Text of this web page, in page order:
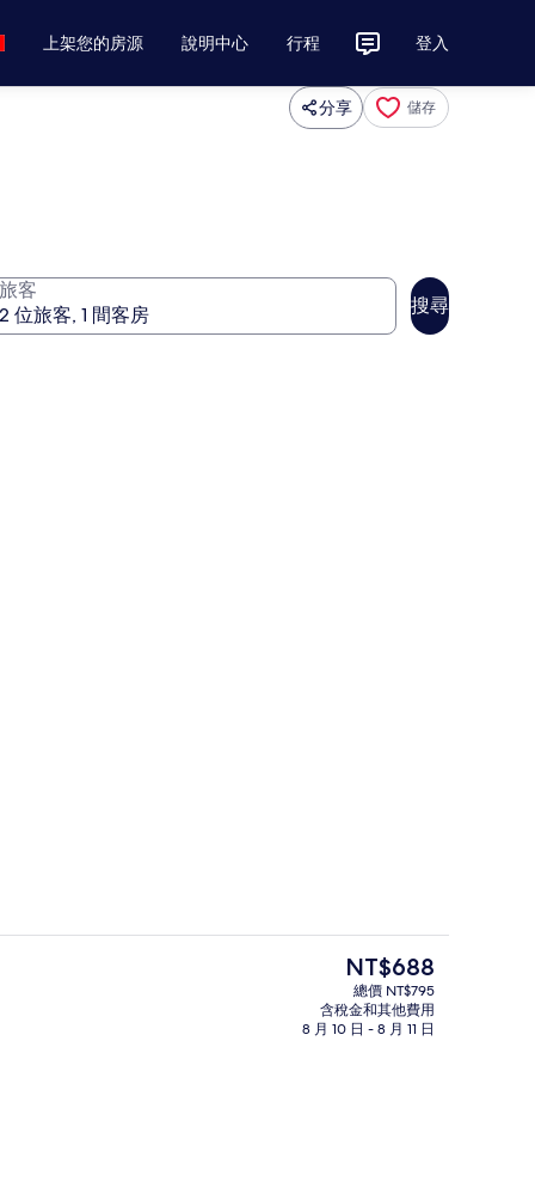
上架您的房源 說明中心 行程 登入
分享 儲存
旅客
搜尋
精緻三人房 | 書桌、隔音、免費無線
目
前
的
價
NT$688
總價 NT$795
含稅金和其他費用
8 月 10 日 - 8 月 11 日